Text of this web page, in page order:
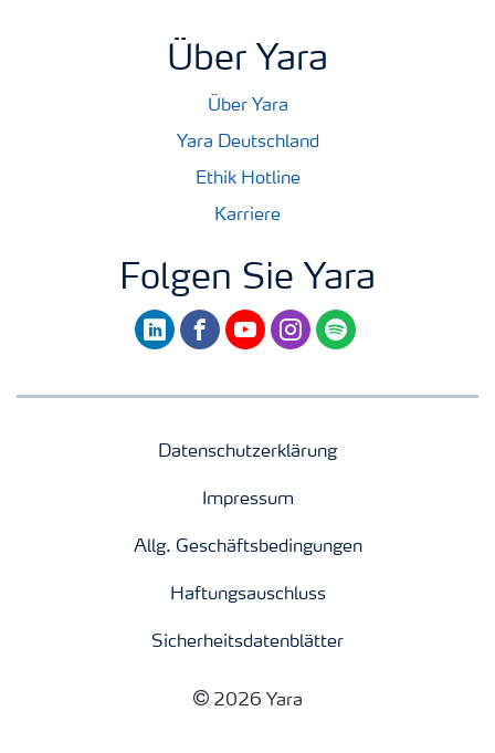
Über Yara
Über Yara
Yara Deutschland
Ethik Hotline
Karriere
Folgen Sie Yara
linkedinfacebookyoutubeinstagram
spotify
Datenschutzerklärung
Impressum
Allg. Geschäftsbedingungen
Haftungsauschluss
Sicherheitsdatenblätter
2026 Yara